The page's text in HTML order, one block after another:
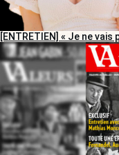
[ENTRETIEN] « Je ne